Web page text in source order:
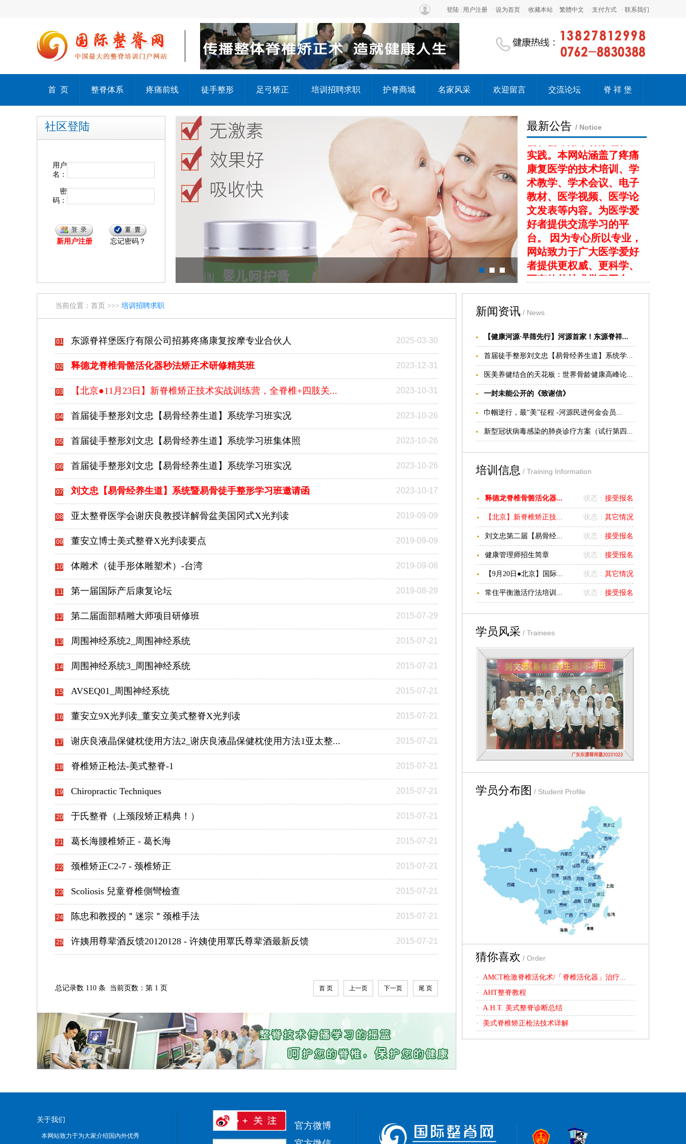
登陆 用户注册 · 设为首页 · 收藏本站 · 繁體中文 · 支付方式 · 联系我们
首 页 整脊体系 疼痛前线 徒手整形 足弓矫正 培训招聘求职 护脊商城 名家风采 欢迎留言 交流论坛 脊 祥 堡
社区登陆
用户
名：
密
码：
新用户注册 忘记密码？
最新公告 / Notice
师资力量与教学资源，拥
开发与制作团队，致力于
为广大用户提供全面化、
深入化、实用化的培训课
程。大力推广临床广泛应
用并行之有效的新型疗法
会、会即用；讲原理、重
康复医学的技术培训、学
术教学、学术会议、电子
教材、医学视频、医学论
文发表等内容。为医学爱
好者提供交流学习的平
台。 因为专心所以专业，
网站致力于广大医学爱好
者提供更权威、更科学、
更有效的技术学习平台，
为祖国疼痛医学的推广与
发展输送血液，贡献力
量。
1.提供及时、全面的疼痛
康复医学技术培训信息
2.提供深入、完整的疼痛
康复医学的学习资料
我们的愿景： 国际整脊网
致力于成为您医生职业生
涯的好帮手
我们的理念： 专业、诚
枕头已经火爆上市！全国
由区域代理覃勇华负责经
销，有需要者可与其联系
购销事宜。覃勇华电话：
13827812998
淘宝店：一
刀工作室
http://shop60962646.taobao.com/
佛山地区有疼痛诊疗需要
者可就近找李文医师，地
电话：
江西南昌地区可与胡火星
医师联系：电话
13407917930
江西赣州地区可与张凌喜
医师联系：电话
13707971702
当前位置： 首页 >>> 培训招聘求职
01 东源脊祥堡医疗有限公司招募疼痛康复按摩专业合伙人 2025-03-30
02 释德龙脊椎骨骼活化器秒法矫正术研修精英班 2023-12-31
03 【北京●11月23日】新脊椎矫正技术实战训练营，全脊椎+四肢关... 2023-10-31
04 首届徒手整形刘文忠【易骨经养生道】系统学习班实况 2023-10-26
05 首届徒手整形刘文忠【易骨经养生道】系统学习班集体照 2023-10-26
06 首届徒手整形刘文忠【易骨经养生道】系统学习班实况 2023-10-26
07 刘文忠【易骨经养生道】系统暨易骨徒手整形学习班邀请函 2023-10-17
08 亚太整脊医学会谢庆良教授详解骨盆美国冈式X光判读 2019-09-09
09 董安立博士美式整脊X光判读要点 2019-09-09
10 体雕术（徒手形体雕塑术）-台湾 2019-09-08
11 第一届国际产后康复论坛 2019-08-29
12 第二届面部精雕大师项目研修班 2015-07-29
13 周围神经系统2_周围神经系统 2015-07-21
14 周围神经系统3_周围神经系统 2015-07-21
15 AVSEQ01_周围神经系统 2015-07-21
16 董安立9X光判读_董安立美式整脊X光判读 2015-07-21
17 谢庆良液晶保健枕使用方法2_谢庆良液晶保健枕使用方法1亚太整... 2015-07-21
18 脊椎矫正枪法-美式整脊-1 2015-07-21
19 Chiropractic Techniques 2015-07-21
20 于氏整脊（上颈段矫正精典！） 2015-07-21
21 葛长海腰椎矫正 - 葛长海 2015-07-21
22 颈椎矫正C2-7 - 颈椎矫正 2015-07-21
23 Scoliosis 兒童脊椎側彎檢查 2015-07-21
24 陈忠和教授的＂迷宗＂颈椎手法 2015-07-21
25 许姨用尊辈酒反馈20120128 - 许姨使用覃氏尊辈酒最新反馈 2015-07-21
总记录数 110 条 当前页数：第 1 页 首 页 上一页 下一页 尾 页
新闻资讯 / News
【健康河源·早筛先行】河源首家！东源脊祥...
首届徒手整形刘文忠【易骨经养生道】系统学...
医美养健结合的天花板：世界骨龄健康高峰论...
一封未能公开的《致谢信》
巾帼逆行，最“美”征程 -河源民进何金会员...
新型冠状病毒感染的肺炎诊疗方案（试行第四...
培训信息 / Training Information
状态： 接受报名
释德龙脊椎骨骼活化器...
状态： 其它情况
【北京】新脊椎矫正技...
状态： 接受报名
刘文忠第二届【易骨经...
状态： 接受报名
健康管理师招生简章
状态： 其它情况
【9月20日●北京】国际...
状态： 接受报名
常住平衡激活疗法培训...
学员风采 / Trainees
学员分布图 / Student Profile
猜你喜欢 / Order
· AMCT枪激脊椎活化术/「脊椎活化器」治疗...
· AHT整脊教程
· A.H.T. 美式整脊诊断总结
· 美式脊椎矫正枪法技术详解
关于我们
本网站致力于为大家介绍国内外优秀
官方微博